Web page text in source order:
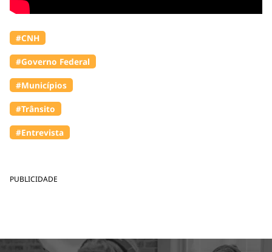
PUBLICIDADE
#CNH
#Governo Federal
#Municípios
#Trânsito
#Entrevista